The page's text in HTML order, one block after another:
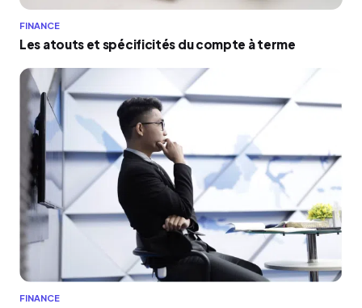
FINANCE
Les atouts et spécificités du compte à terme
FINANCE